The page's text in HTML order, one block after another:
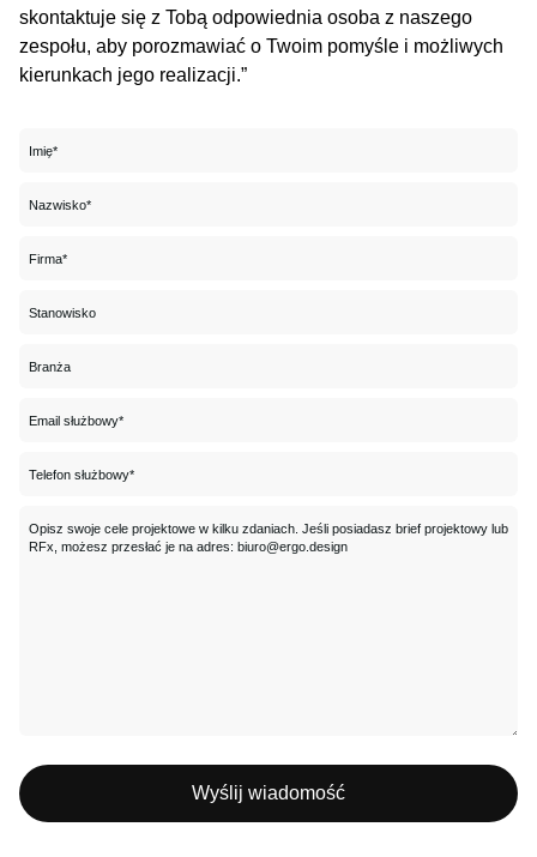
skontaktuje się z Tobą odpowiednia osoba z naszego
zespołu, aby porozmawiać o Twoim pomyśle i możliwych
kierunkach jego realizacji.”